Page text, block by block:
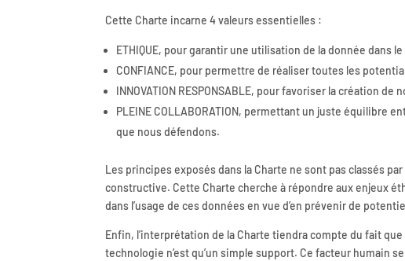
Cette Charte incarne 4 valeurs essentielles :
ETHIQUE, pour garantir une utilisation de la donnée dans
CONFIANCE, pour permettre de réaliser toutes les
INNOVATION RESPONSABLE, pour favoriser la création
PLEINE COLLABORATION, permettant un juste équilibre
que nous défendons.
Les principes exposés dans la Charte ne sont pas classés
constructive. Cette Charte cherche à répondre aux enjeux
dans l’usage de ces données en vue d’en prévenir de
Enfin, l’interprétation de la Charte tiendra compte du fait
technologie n’est qu’un simple support. Ce facteur